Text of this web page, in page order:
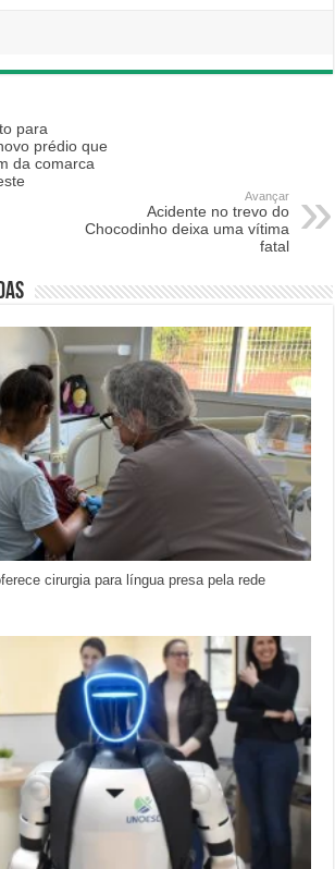
para
prédio que
da comarca
Avançar
Acidente no trevo do
Chocodinho deixa uma vítima
fatal
cirurgia para língua presa pela rede